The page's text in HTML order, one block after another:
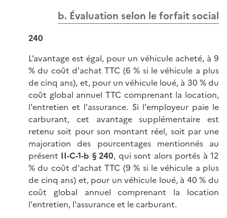
b. Évaluation selon le forfait social
240
L’avantage est égal, pour un véhicule acheté, à 9
% du coût d'achat TTC (6 % si le véhicule a plus
de cinq ans), et, pour un véhicule loué, à 30 % du
coût global annuel TTC comprenant la location,
l'entretien et l'assurance. Si l'employeur paie le
carburant, cet avantage supplémentaire est
retenu soit pour son montant réel, soit par une
majoration des pourcentages mentionnés au
présent II-C-1-b § 240, qui sont alors portés à 12
% du coût d'achat TTC (9 % si le véhicule a plus
de cinq ans) et, pour un véhicule loué, à 40 % du
coût global annuel comprenant la location
l'entretien, l'assurance et le carburant.